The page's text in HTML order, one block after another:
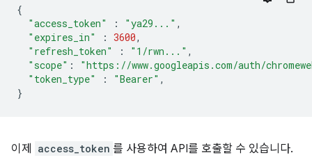
{
"access_token"
: "ya29..." ,
"expires_in"
: 3600,
"refresh_token"
: "1/rwn..." ,
"scope" :
"https://www.googleapis.com/auth/
"token_type"
: "Bearer" ,
}
이제 access_token 를 사용하여 API를 호출할 수 있습니다.